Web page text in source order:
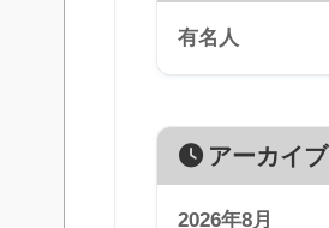
有名人
アーカイブ
2026年8月